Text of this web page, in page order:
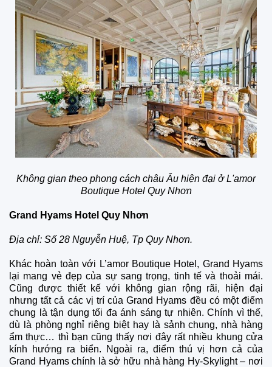
Không gian theo phong cách châu Âu hiện đại ở L'amor
Boutique Hotel Quy Nhơn
Grand Hyams Hotel Quy Nhơn
Địa chỉ: Số 28 Nguyễn Huệ, Tp Quy Nhơn.
Khác hoàn toàn với L’amor Boutique Hotel, Grand Hyams
lại mang vẻ đẹp của sự sang trọng, tinh tế và thoải mái.
Cũng được thiết kế với không gian rộng rãi, hiện đại
nhưng tất cả các vị trí của Grand Hyams đều có một điểm
chung là tận dụng tối đa ánh sáng tự nhiên. Chính vì thế,
dù là phòng nghỉ riêng biệt hay là sảnh chung, nhà hàng
ẩm thực… thì bạn cũng thấy nơi đây rất nhiều khung cửa
kính hướng ra biển. Ngoài ra, điểm thú vị hơn cả của
Grand Hyams chính là sở hữu nhà hàng Hy-Skylight – nơi